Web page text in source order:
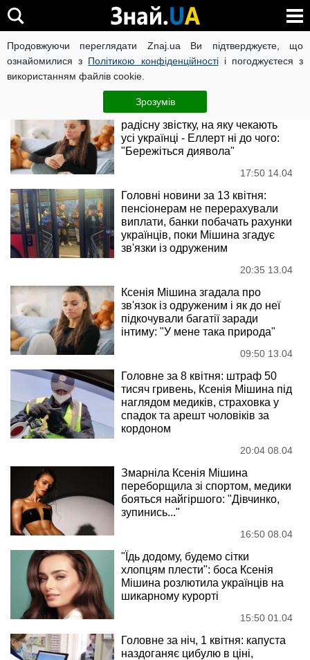
Продовжуючи переглядати Znaj.ua Ви підтверджуєте, що
ознайомилися з Політикою конфіденційностіі погоджуєтеся з
використанням файлів cookie.
Зрозумів
Ксенія Мішина
Новини
Ксенія Мішина розповіла про
радісну звістку, на яку чекають
усі українці - Еллерт ні до чого:
"Бережіться диявола"
17:50 14.04
Головні новини за 13 квітня:
пенсіонерам не перерахували
виплати, банки побачать рахунки
українців, поки Мішина згадує
зв'язки із одруженим
20:35 13.04
Ксенія Мішина згадала про
зв'язок із одруженим і як до неї
підкочували багатії заради
інтиму: "У мене така природа"
09:50 13.04
Головне за 8 квітня: штраф 50
тисяч гривень, Ксенія Мішина під
наглядом медиків, страховка у
спадок та арешт чоловіків за
кордоном
20:04 08.04
Змарніла Ксенія Мішина
переборщила зі спортом, медики
бояться найгіршого: "Дівчинко,
зупинись..."
16:50 08.04
"Їдь додому, будемо сітки
хлопцям плести": боса Ксенія
Мішина розлютила українців на
шикарному курорті
15:50 01.04
Головне за ніч, 1 квітня: капуста
наздоганяє цибулю в ціні,